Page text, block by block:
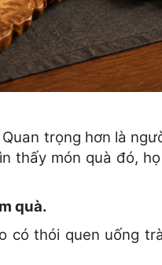
trọng hơn là
thấy món quà đó,
quà.
có thói quen uống